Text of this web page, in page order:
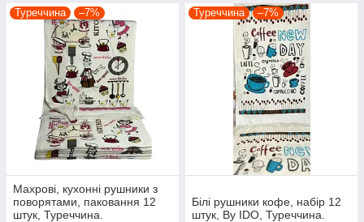
Туреччина –7%
Махрові, кухонні рушники з
поворятами, паковання 12
штук, Туреччина.
Туреччина –7%
Білі рушники кофе, набір 12
штук, By IDO, Туреччина.